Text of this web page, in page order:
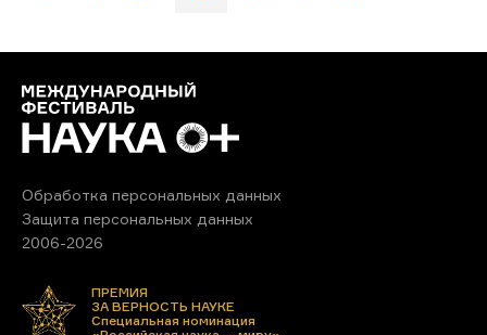
Обработка персональных данных
Защита персональных данных
2006-2026
ПРЕМИЯ
ЗА ВЕРНОСТЬ НАУКЕ
Специальная номинация